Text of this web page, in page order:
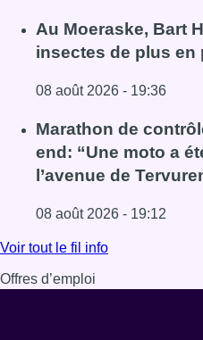
Lire l'article Un nouveau
Au Moeraske, Bart
insectes de plus en
08 août 2026 - 19:36
Lire l'article Au
Marathon de
end: “Une moto a
l’avenue de
08 août 2026 - 19:12
Lire l'article Marathon de
Voir tout le fil info
Offres d’emploi